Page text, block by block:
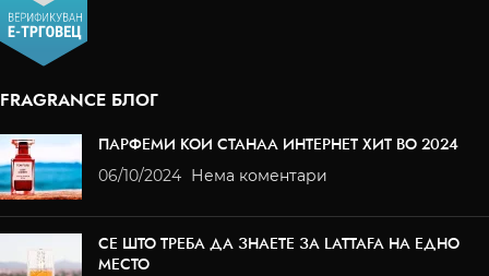
FRAGRANCE БЛОГ
ПАРФЕМИ КОИ СТАНАА ИНТЕРНЕТ ХИТ ВО 2024
06/10/2024 Нема коментари
СЕ ШТО ТРЕБА ДА ЗНАЕТЕ ЗА LATTAFA НА ЕДНО
МЕСТО